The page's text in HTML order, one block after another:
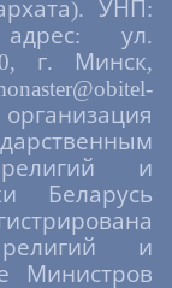
УНП:
адрес: ул.
г. Минск,
и
Беларусь
и
Министров